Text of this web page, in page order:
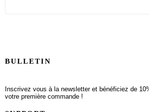
BULLETIN
Inscrivez vous à la newsletter et bénéficiez de
votre première commande !